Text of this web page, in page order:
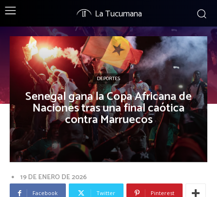
La Tucumana
DEPORTES
Senegal gana la Copa Africana de
Naciones tras una final caótica
contra Marruecos
19 DE ENERO DE 2026
Facebook Twitter Pinterest